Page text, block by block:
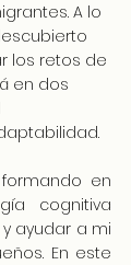
A lo
los retos de
en dos
en
cognitiva
ayudar a mi
En este